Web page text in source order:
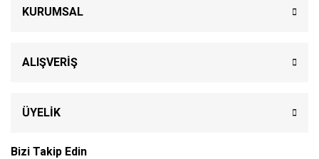
KURUMSAL
ALIŞVERİŞ
ÜYELİK
Bizi Takip Edin